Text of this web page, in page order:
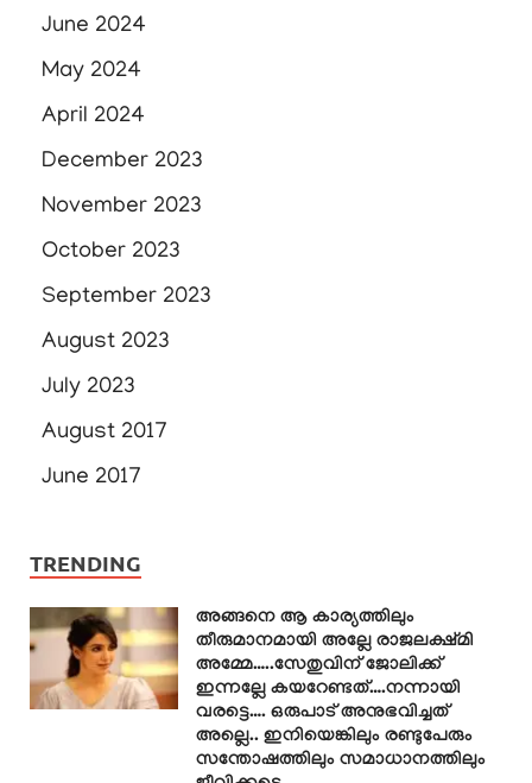
June 2024
May 2024
April 2024
December 2023
November 2023
October 2023
September 2023
August 2023
July 2023
August 2017
June 2017
TRENDING
അങ്ങനെ ആ കാര്യത്തിലും
തീരുമാനമായി അല്ലേ രാജലക്ഷ്മി
അമ്മേ…..സേതുവിന് ജോലിക്ക്
ഇന്നല്ലേ കയറേണ്ടത്….നന്നായി
വരട്ടെ…. ഒരുപാട് അനുഭവിച്ചത്
അല്ലെ.. ഇനിയെങ്കിലും രണ്ടുപേരും
സന്തോഷത്തിലും സമാധാനത്തിലും